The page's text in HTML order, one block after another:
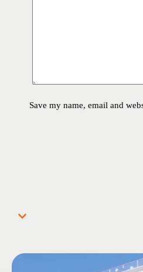
Save my name, email and